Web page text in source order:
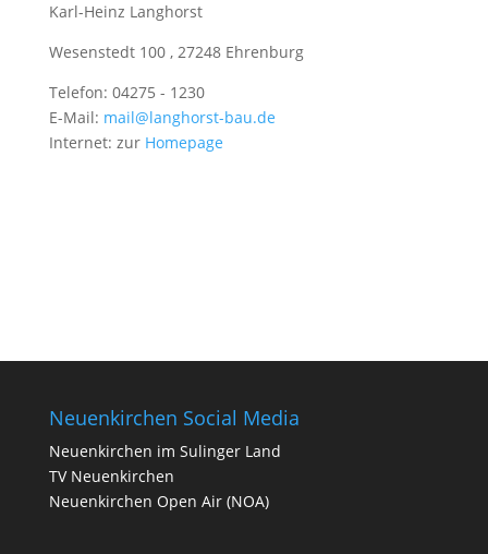
Karl-Heinz Langhorst
Wesenstedt 100 , 27248 Ehrenburg
Telefon: 04275 - 1230
E-Mail: mail@langhorst-bau.de
Internet: zur Homepage
Neuenkirchen Social Media
Neuenkirchen im Sulinger Land
TV Neuenkirchen
Neuenkirchen Open Air (NOA)